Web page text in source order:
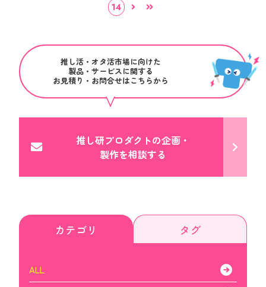
14
推し活・オタ活市場に向けた
製品・サービスに関する
お見積り・お問合せはこちらから
推し研プロダクトの企画・
製作を相談する
カテゴリ タグ
ALL